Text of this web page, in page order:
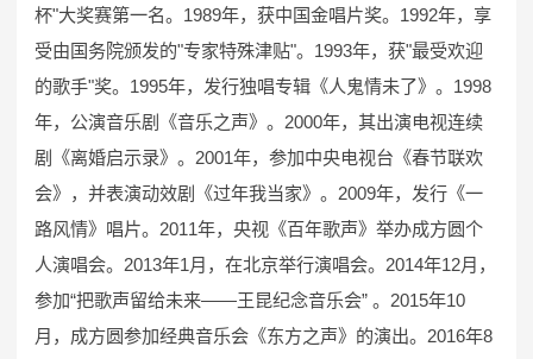
杯"大奖赛第一名。1989年，获中国金唱片奖。1992年，享
受由国务院颁发的"专家特殊津贴"。1993年，获"最受欢迎
的歌手"奖。1995年，发行独唱专辑《人鬼情未了》。1998
年，公演音乐剧《音乐之声》。2000年，其出演电视连续
剧《离婚启示录》。2001年，参加中央电视台《春节联欢
会》，并表演动效剧《过年我当家》。2009年，发行《一
路风情》唱片。2011年，央视《百年歌声》举办成方圆个
人演唱会。2013年1月，在北京举行演唱会。2014年12月，
参加“把歌声留给未来——王昆纪念音乐会” 。2015年10
月，成方圆参加经典音乐会《东方之声》的演出。2016年8